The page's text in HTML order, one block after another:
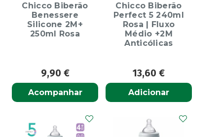
Chicco Biberão
Benessere
Silicone 2M+
250ml Rosa
9,90 €
Acompanhar
Chicco Biberão
Perfect 5 240ml
Rosa | Fluxo
Médio +2M
Anticólicas
13,60 €
Adicionar